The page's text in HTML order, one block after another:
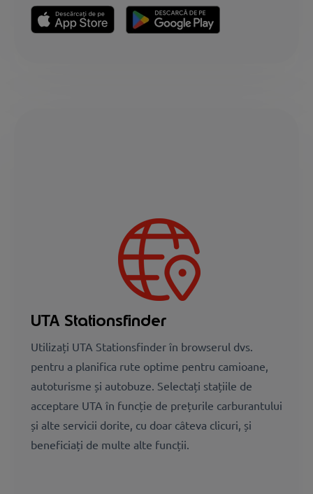
UTA Stationsfinder
Utilizați UTA Stationsfinder în browserul dvs.
pentru a planifica rute optime pentru camioane,
autoturisme și autobuze. Selectați stațiile de
acceptare UTA în funcție de prețurile carburantului
și alte servicii dorite, cu doar câteva clicuri, și
beneficiați de multe alte funcții.